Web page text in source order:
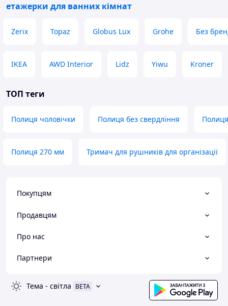
етажерки для ванних кімнат
Zerix Topaz Globus Lux Grohe Без
IKEA AWD Interior Lidz Yiwu Kroner
ТОП теги
Полиця чоловічки Полиця без свердління
Полиця 270 мм Тримач для рушників для організації
Покупцям
Продавцям
Про нас
Партнери
Тема - світла BETA